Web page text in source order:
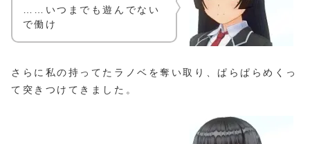
……いつまでも遊んでない
で働け
さらに私の持ってたラノベを奪い取り、ぱらぱらめくっ
て突きつけてきました。